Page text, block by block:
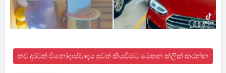
තව දුරටත් විනෝදාස්වාදය පුවත් කියවීමට මෙතන ක්ලික් කරන්න